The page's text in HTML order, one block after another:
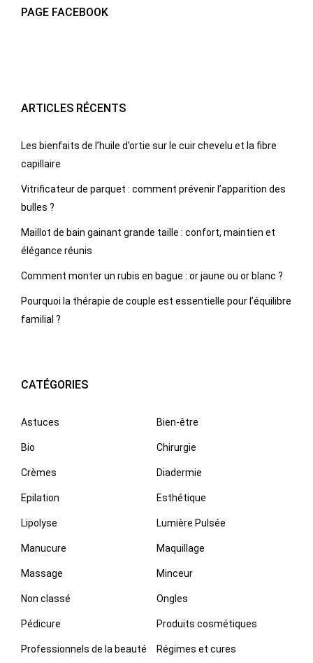
PAGE FACEBOOK
ARTICLES RÉCENTS
Les bienfaits de l’huile d’ortie sur le cuir chevelu et la fibre
capillaire
Vitrificateur de parquet : comment prévenir l’apparition des
bulles ?
Maillot de bain gainant grande taille : confort, maintien et
élégance réunis
Comment monter un rubis en bague : or jaune ou or blanc ?
Pourquoi la thérapie de couple est essentielle pour l’équilibre
familial ?
CATÉGORIES
Astuces Bien-être
Bio Chirurgie
Crèmes Diadermie
Epilation Esthétique
Lipolyse Lumière Pulsée
Manucure Maquillage
Massage Minceur
Non classé Ongles
Pédicure Produits cosmétiques
Professionnels de la beauté Régimes et cures